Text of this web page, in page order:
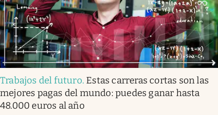
Trabajos del futuro. Estas carreras cortas son las
mejores pagas del mundo: puedes ganar hasta
48.000 euros al año